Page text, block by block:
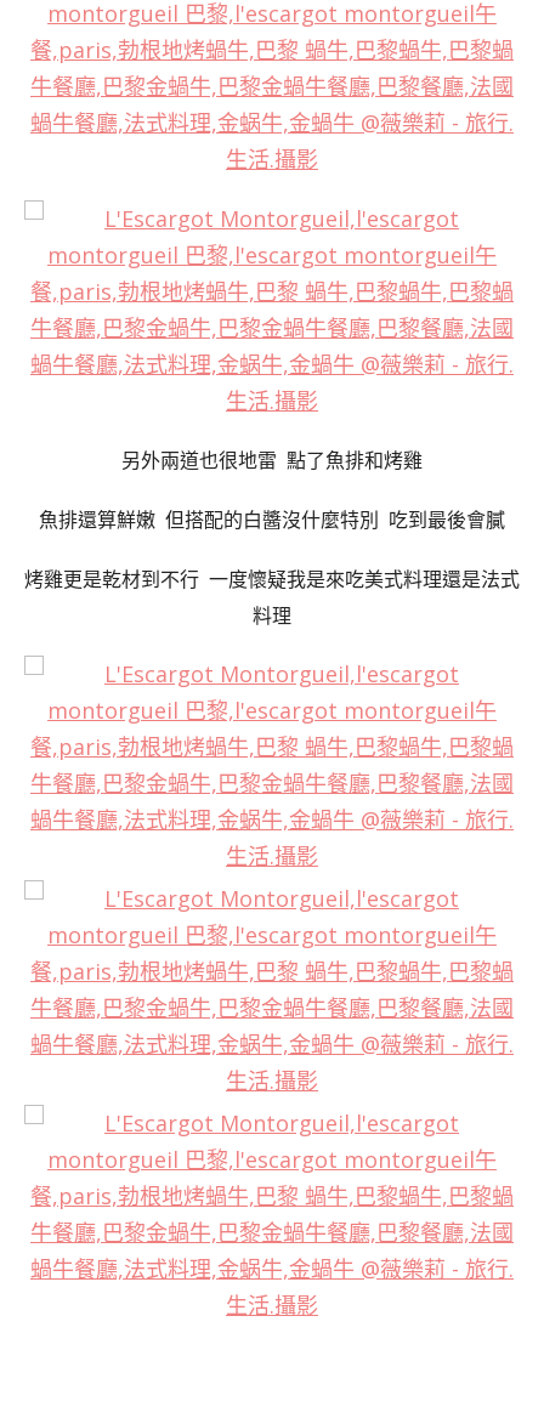
另外兩道也很地雷 點了魚排和烤雞
魚排還算鮮嫩 但搭配的白醬沒什麼特別 吃到最後會膩
烤雞更是乾材到不行 一度懷疑我是來吃美式料理還是法式
料理